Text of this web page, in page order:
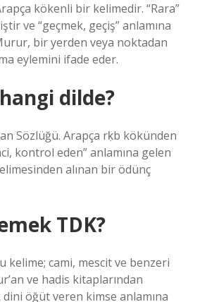
kökenli bir kelimedir. “Rara”
ve “geçmek, geçiş” anlamına
bir yerden veya noktadan
eylemini ifade eder.
dilde?
Sözlüğü. Arapça rḳb kökünden
kontrol eden” anlamına gelen
TDK?
kelime; cami, mescit ve benzeri
ve hadis kitaplarından
öğüt veren kimse anlamına